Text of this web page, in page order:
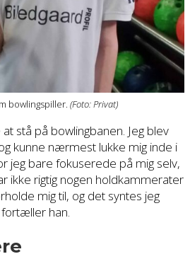
bowlingspiller. (Foto: Privat)
stå på bowlingbanen. Jeg blev
kunne nærmest lukke mig inde i
jeg bare fokuserede på mig selv,
ikke rigtig nogen holdkammerater
mig til, og det syntes jeg
han.